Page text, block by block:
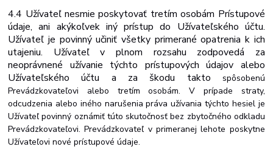
4.4 Užívateľ nesmie poskytovať tretím osobám Prístupové
údaje, ani akýkoľvek iný prístup do Užívateľského účtu.
Užívateľ je povinný učiniť všetky primerané opatrenia k ich
utajeniu. Užívateľ v plnom rozsahu zodpovedá za
neoprávnené užívanie týchto prístupovýchúdajov alebo
Užívateľskéhoúčtu a za škodu takto spôsobenú
Prevádzkovateľovi alebo tretím osobám. V prípade straty,
odcudzenia alebo iného narušenia práva užívania týchto hesiel je
Užívateľ povinný oznámiť túto skutočnosť bez zbytočného odkladu
Prevádzkovateľovi. Prevádzkovateľ v primeranej lehote poskytne
Užívateľovi nové prístupové údaje.